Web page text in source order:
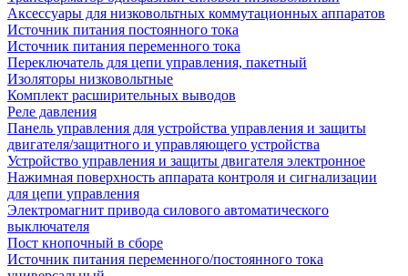
Аксессуары для низковольтных коммутационных аппаратов
Источник питания постоянного тока
Источник питания переменного тока
Переключатель для цепи управления, пакетный
Изоляторы низковольтные
Комплект расширительных выводов
Реле давления
Панель управления для устройства управления и защиты
двигателя/защитного и управляющего устройства
Устройство управления и защиты двигателя электронное
Нажимная поверхность аппарата контроля и сигнализации
для цепи управления
Электромагнит привода силового автоматического
выключателя
Пост кнопочный в сборе
Источник питания переменного/постоянного тока